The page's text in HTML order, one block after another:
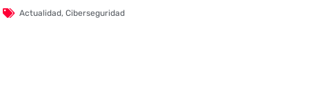
Actualidad,Ciberseguridad